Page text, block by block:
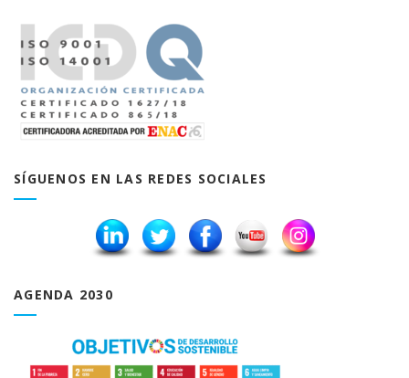
SÍGUENOS EN LAS REDES SOCIALES
AGENDA 2030